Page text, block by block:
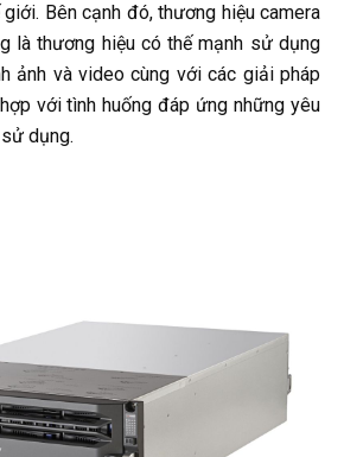
Bên cạnh đó, thương hiệu camera
là thương hiệu có thế mạnh sử dụng
ảnh và video cùng với các giải pháp
với tình huống đáp ứng những yêu
dụng.